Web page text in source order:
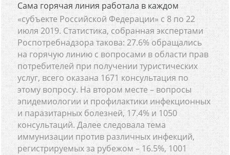
Сама горячая линия работала в каждом
«субъекте Российской Федерации» с 8 по 22
июля 2019. Статистика, собранная экспертами
Роспотребнадзора такова: 27.6% обращались
на горячую линию с вопросами в области прав
потребителей при получении туристических
услуг, всего оказана 1671 консультация по
этому вопросу. На втором месте – вопросы
эпидемиологии и профилактики инфекционных
и паразитарных болезней, 17.4% и 1050
консультаций. Далее следовала тема
иммунизации против различных инфекций,
регистрируемых за рубежом – 16.5%, 1001